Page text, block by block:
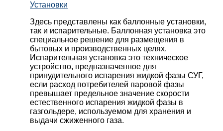
Установки
Здесь представлены как баллонные установки,
так и испарительные. Баллонная установка это
специальное решение для размещения в
бытовых и производственных целях.
Испарительная установка это техническое
устройство, предназначенное для
принудительного испарения жидкой фазы СУГ,
если расход потребителей паровой фазы
превышает предельное значение скорости
естественного испарения жидкой фазы в
газгольдере, используемом для хранения и
выдачи сжиженного газа.